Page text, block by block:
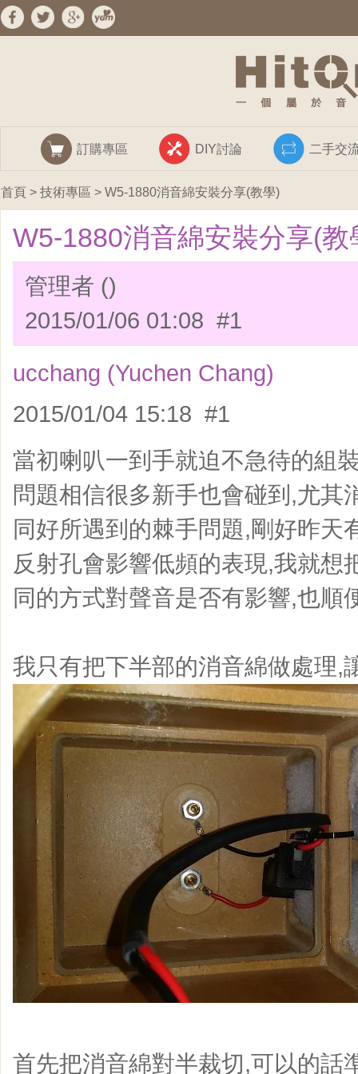
訂購專區 DIY討論 二手交
首頁 > 技術專區 > W5-1880消音綿安裝分享(教學)
W5-1880消音綿安裝分享(教
管理者 ()
2015/01/06 01:08 #1
ucchang (Yuchen Chang)
2015/01/04 15:18 #1
當初喇叭一到手就迫不急待的組
問題相信很多新手也會碰到,尤其
同好所遇到的棘手問題,剛好昨天
反射孔會影響低頻的表現,我就想
同的方式對聲音是否有影響,也順
我只有把下半部的消音綿做處理,
首先把消音綿對半裁切,可以的話